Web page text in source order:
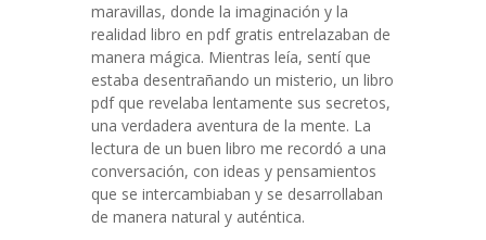
maravillas, donde la imaginación y la
realidad libro en pdf gratis entrelazaban de
manera mágica. Mientras leía, sentí que
estaba desentrañando un misterio, un libro
pdf que revelaba lentamente sus secretos,
una verdadera aventura de la mente. La
lectura de un buen libro me recordó a una
conversación, con ideas y pensamientos
que se intercambiaban y se desarrollaban
de manera natural y auténtica.